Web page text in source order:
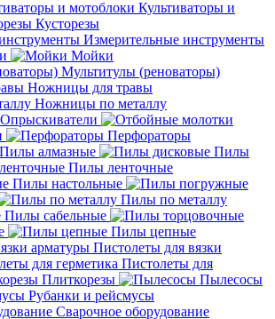
Культиваторы и
Кусторезы
Измерительные инструменты
Мойки
Мультитулы (реноваторы)
Ножницы для травы
Ножницы по металлу
Опрыскиватели
Перфораторы
Пилы алмазные
Пилы
Пилы ленточные
Пилы настольные
Пилы по металлу
Пилы сабельные
Пилы цепные
Пистолеты для вязки
Пистолеты для
Плиткорезы
Пылесосы
Рубанки и рейсмусы
Сварочное оборудование